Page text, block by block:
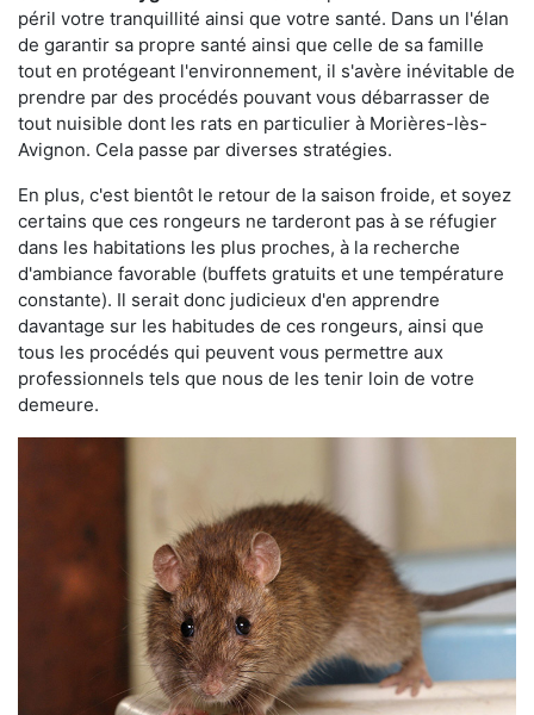
péril votre tranquillité ainsi que votre santé. Dans un l'élan
de garantir sa propre santé ainsi que celle de sa famille
tout en protégeant l'environnement, il s'avère inévitable de
prendre par des procédés pouvant vous débarrasser de
tout nuisible dont les rats en particulier à Morières-lès-
Avignon. Cela passe par diverses stratégies.
En plus, c'est bientôt le retour de la saison froide, et soyez
certains que ces rongeurs ne tarderont pas à se réfugier
dans les habitations les plus proches, à la recherche
d'ambiance favorable (buffets gratuits et une température
constante). Il serait donc judicieux d'en apprendre
davantage sur les habitudes de ces rongeurs, ainsi que
tous les procédés qui peuvent vous permettre aux
professionnels tels que nous de les tenir loin de votre
demeure.